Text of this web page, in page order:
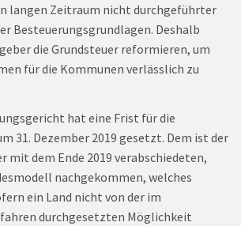
langen Zeitraum nicht durchgeführter
Besteuerungsgrundlagen. Deshalb
die Grundsteuer reformieren, um
für die Kommunen verlässlich zu
hat eine Frist für die
31. Dezember 2019 gesetzt. Dem ist der
mit dem Ende 2019 verabschiedeten,
nachgekommen, welches
ein Land nicht von der im
durchgesetzten Möglichkeit